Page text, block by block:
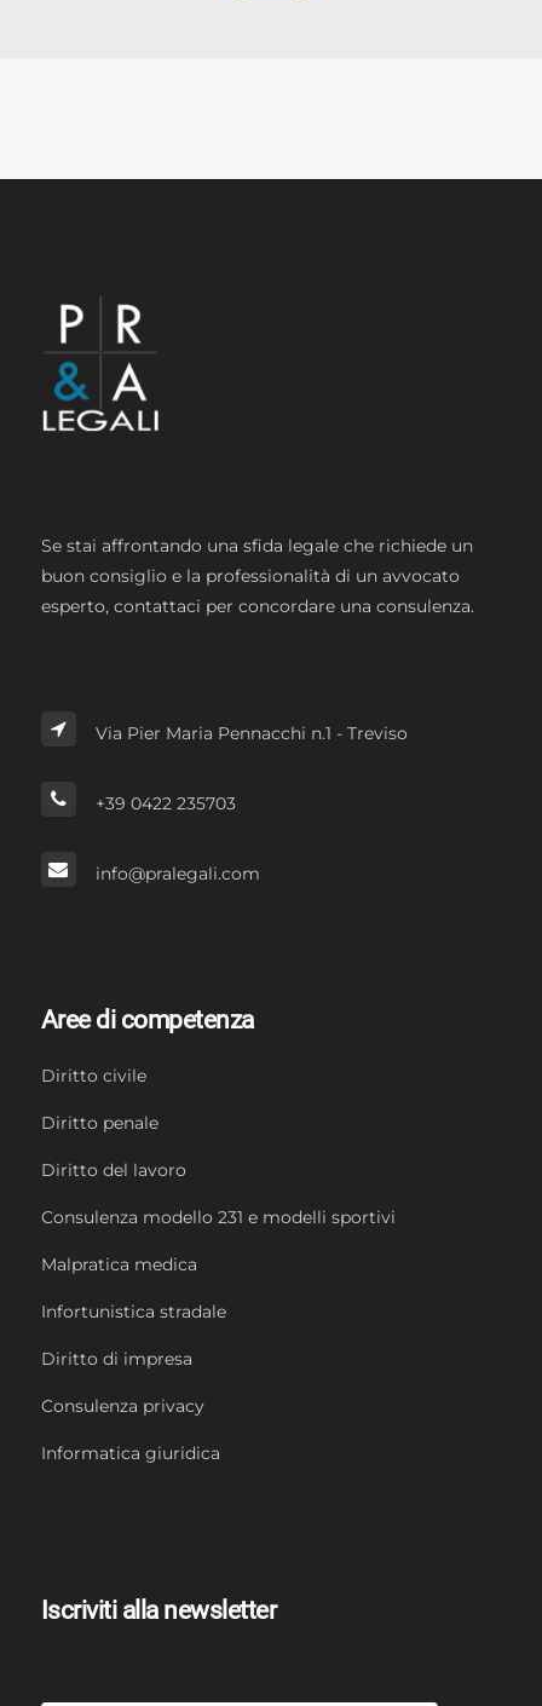
Se stai affrontando una sfida legale che richiede un
buon consiglio e la professionalità di un avvocato
esperto, contattaci per concordare una consulenza.
Via Pier Maria Pennacchi n.1 - Treviso
+39 0422 235703
info@pralegali.com
Aree di competenza
Diritto civile
Diritto penale
Diritto del lavoro
Consulenza modello 231 e modelli sportivi
Malpratica medica
Infortunistica stradale
Diritto di impresa
Consulenza privacy
Informatica giuridica
Iscriviti alla newsletter